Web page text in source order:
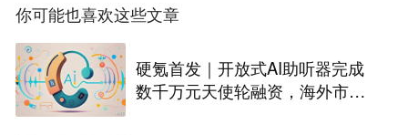
你可能也喜欢这些文章
硬氪首发｜开放式AI助听器完成
数千万元天使轮融资，海外市场